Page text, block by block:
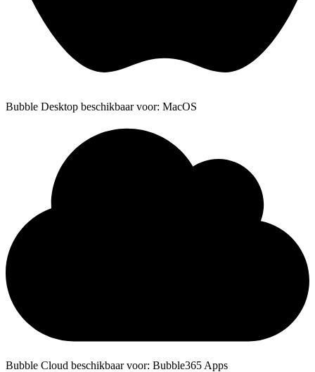
Bubble Desktop beschikbaar voor: MacOS
Bubble Cloud beschikbaar voor: Bubble365 Apps